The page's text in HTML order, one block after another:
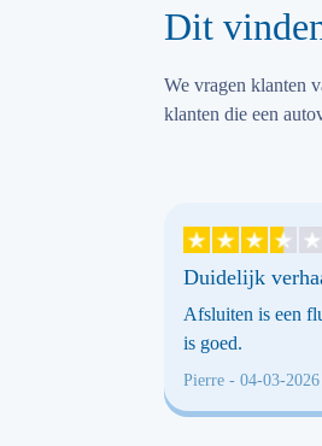
Dit
We vragen klanten
klanten die een
Duidelijk
Afsluiten is een
is goed.
Pierre - 04-03-2026